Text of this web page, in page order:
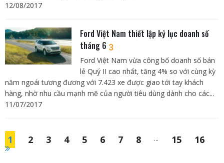
12/08/2017
Ford Việt Nam thiết lập kỷ lục doanh số
tháng 6 3
Ford Việt Nam vừa công bố doanh số bán
lẻ Quý II cao nhất, tăng 4% so với cùng kỳ
năm ngoái tương đương với 7.423 xe được giao tới tay khách
hàng, nhờ nhu cầu mạnh mẽ của người tiêu dùng dành cho các...
11/07/2017
1 2 3 4 5 6 7 8 ... 15 16